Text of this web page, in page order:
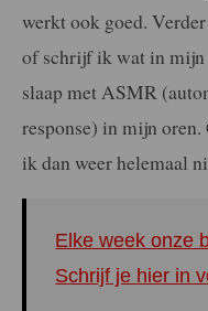
werkt ook goed.
of schrijf ik wat in mijn
slaap met ASMR
response) in mijn
ik dan weer helemaal
Elke week onze
Schrijf je hier in